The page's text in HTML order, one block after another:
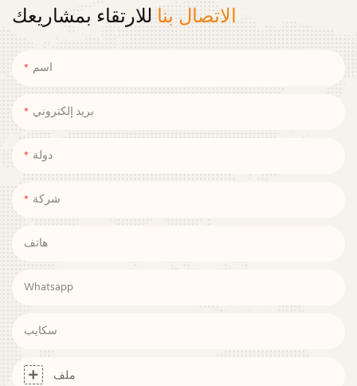
الاتصال بنا للارتقاء بمشاريعك
اسم
بريد إلكتروني
دولة
شركة
هاتف
Whatsapp
سكايب
ملف